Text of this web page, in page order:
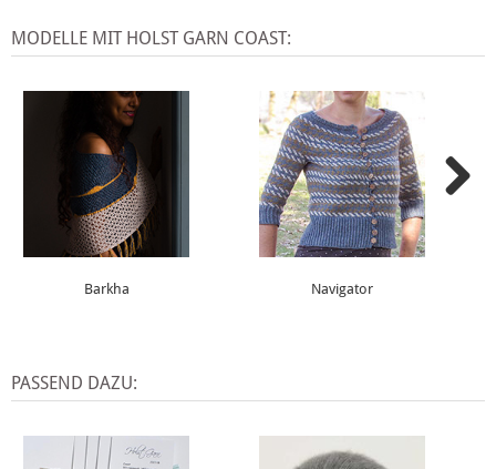
MODELLE MIT HOLST GARN COAST:
Barkha Navigator
PASSEND DAZU: